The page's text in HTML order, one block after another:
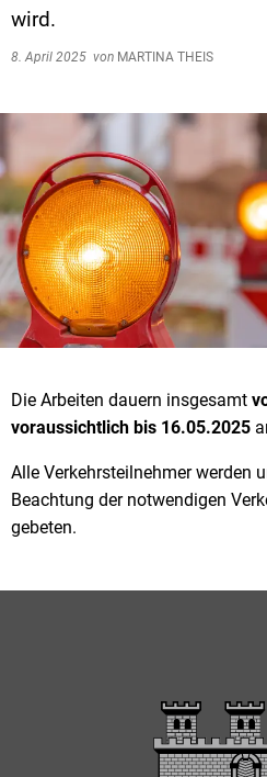
wird.
8. April 2025 von MARTINA THEIS
Die Arbeiten dauern insgesamt
voraussichtlich bis 16.05.2025
Alle Verkehrsteilnehmer werden
Beachtung der notwendigen
gebeten.